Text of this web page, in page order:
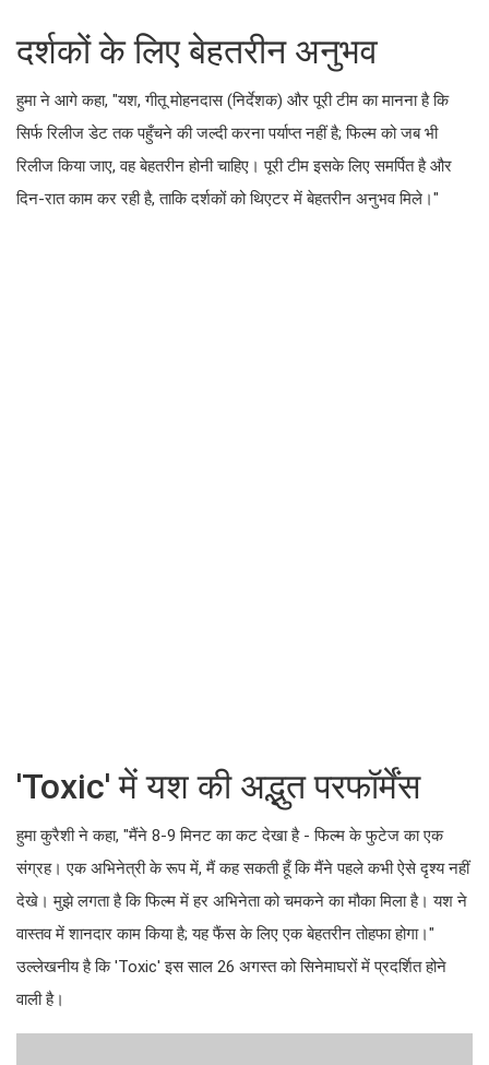
दर्शकों के लिए बेहतरीन अनुभव
हुमा ने आगे कहा, "यश, गीतू मोहनदास (निर्देशक) और पूरी टीम का मानना है कि
सिर्फ रिलीज डेट तक पहुँचने की जल्दी करना पर्याप्त नहीं है; फिल्म को जब भी
रिलीज किया जाए, वह बेहतरीन होनी चाहिए। पूरी टीम इसके लिए समर्पित है और
दिन-रात काम कर रही है, ताकि दर्शकों को थिएटर में बेहतरीन अनुभव मिले।"
'Toxic' में यश की अद्भुत परफॉर्मेंस
हुमा कुरैशी ने कहा, "मैंने 8-9 मिनट का कट देखा है - फिल्म के फुटेज का एक
संग्रह। एक अभिनेत्री के रूप में, मैं कह सकती हूँ कि मैंने पहले कभी ऐसे दृश्य नहीं
देखे। मुझे लगता है कि फिल्म में हर अभिनेता को चमकने का मौका मिला है। यश ने
वास्तव में शानदार काम किया है; यह फैंस के लिए एक बेहतरीन तोहफा होगा।"
उल्लेखनीय है कि 'Toxic' इस साल 26 अगस्त को सिनेमाघरों में प्रदर्शित होने
वाली है।